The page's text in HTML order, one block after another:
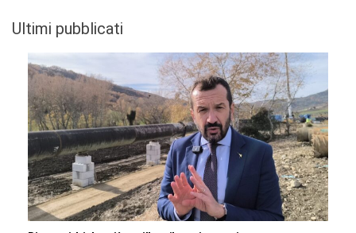
Ultimi pubblicati